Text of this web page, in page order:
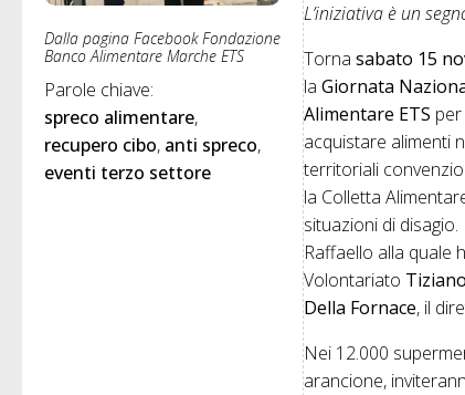
Dalla pagina Facebook Fondazione
Banco Alimentare Marche ETS
Parole chiave:
spreco alimentare
recupero cibo anti spreco
eventi terzo settore
L’iniziativa è un
Torna sabato 15
la Giornata
Alimentare ETS
acquistare alimenti
territoriali
la Colletta
situazioni di
Raffaello alla quale
Volontariato
Della Fornace, il
Nei 12.000
arancione,